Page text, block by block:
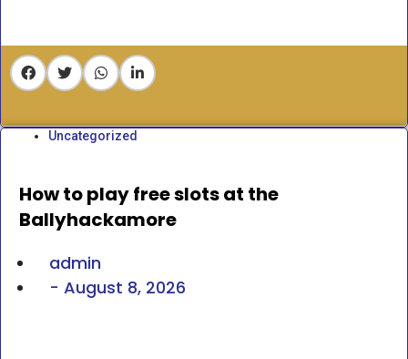
Uncategorized
How to play free slots at the
Ballyhackamore
admin
- August 8, 2026